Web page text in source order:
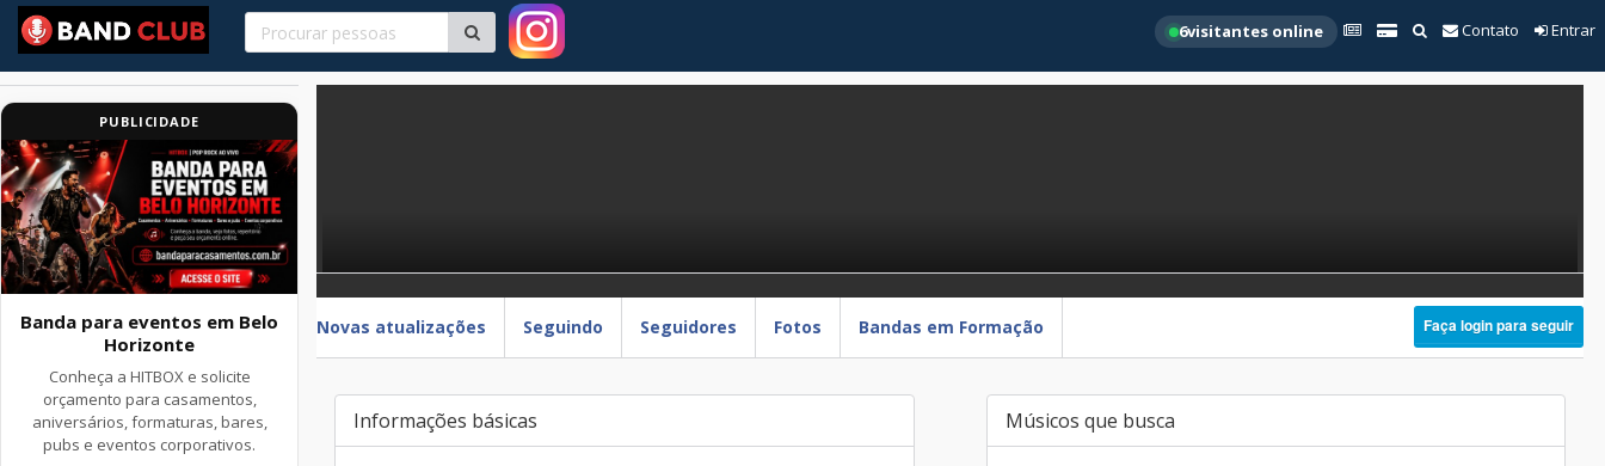
6visitantes online Contato Entrar
PUBLICIDADE
Banda para eventos em Belo
Horizonte
Conheça a HITBOX e solicite
orçamento para casamentos,
aniversários, formaturas, bares,
pubs e eventos corporativos.
Novas atualizações Seguindo Seguidores Fotos Bandas em Formação Faça login para seguir
Informações básicas Músicos que busca